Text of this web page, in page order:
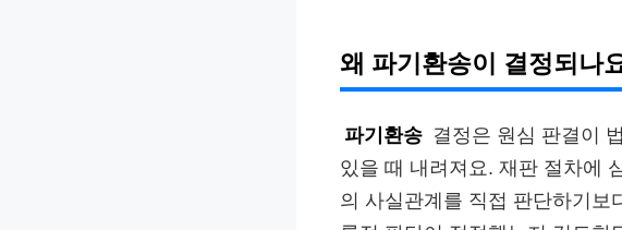
왜 파기환송이 결정되나
파기환송 결정은 원심 판결이
있을 때 내려져요. 재판 절차에
의 사실관계를 직접 판단하기보